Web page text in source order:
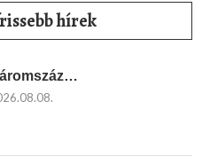
hírek